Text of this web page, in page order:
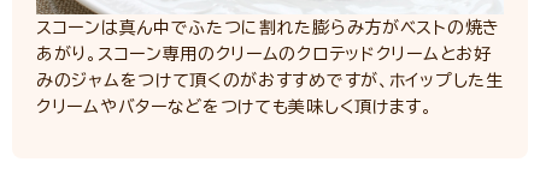
スコーンは真ん中でふたつに割れた膨らみ方がベストの焼き
あがり。スコーン専用のクリームのクロテッドクリームとお好
みのジャムをつけて頂くのがおすすめですが、ホイップした生
クリームやバターなどをつけても美味しく頂けます。